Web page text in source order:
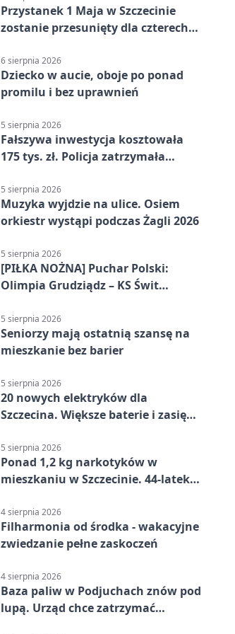
Przystanek 1 Maja w Szczecinie
zostanie przesunięty dla czterech
6 sierpnia 2026
Dziecko w aucie, oboje po ponad
promilu i bez uprawnień
5 sierpnia 2026
Fałszywa inwestycja kosztowała
175 tys. zł. Policja zatrzymała
5 sierpnia 2026
Muzyka wyjdzie na ulice. Osiem
orkiestr wystąpi podczas Żagli 2026
5 sierpnia 2026
[PIŁKA NOŻNA] Puchar Polski:
Olimpia Grudziądz – KS Świt
stracił dwubramkowe prowadzenie
5 sierpnia 2026
Seniorzy mają ostatnią szansę na
mieszkanie bez barier
5 sierpnia 2026
20 nowych elektryków dla
Szczecina. Większe baterie i zasięg
5 sierpnia 2026
Ponad 1,2 kg narkotyków w
mieszkaniu w Szczecinie. 44-latek
4 sierpnia 2026
Filharmonia od środka - wakacyjne
zwiedzanie pełne zaskoczeń
4 sierpnia 2026
Baza paliw w Podjuchach znów pod
lupą. Urząd chce zatrzymać